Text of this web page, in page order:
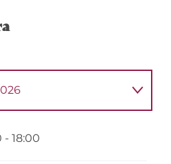
- 18:00